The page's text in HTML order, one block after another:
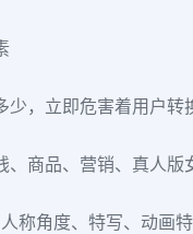
少，立即危害着用户
、商品、营销、真人版
称角度、特写、动画